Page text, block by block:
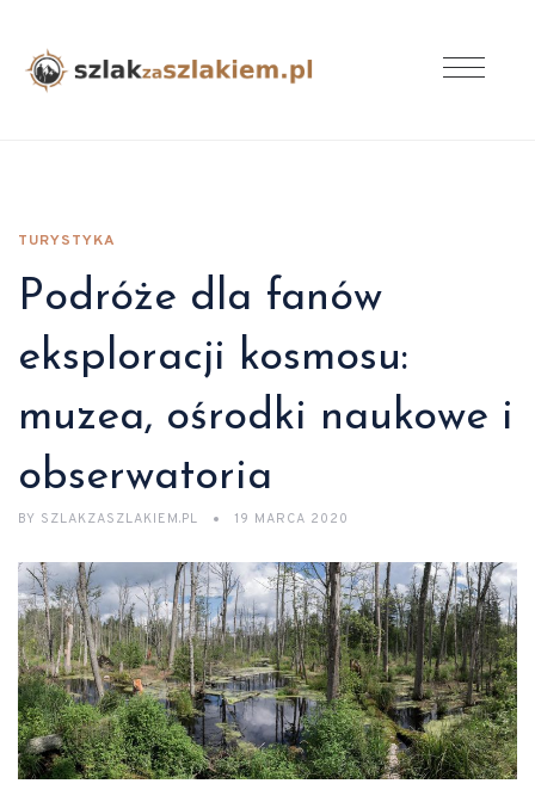
TURYSTYKA
Podróże dla fanów
eksploracji kosmosu:
muzea, ośrodki naukowe i
obserwatoria
BY SZLAKZASZLAKIEM.PL 19 MARCA 2020